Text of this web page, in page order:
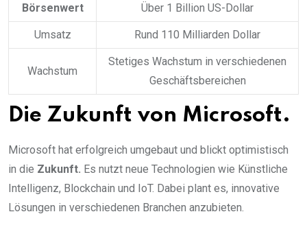
Börsenwert Über 1 Billion US-Dollar
Umsatz Rund 110 Milliarden Dollar
Wachstum
Stetiges Wachstum in verschiedenen
Geschäftsbereichen
Die Zukunft von Microsoft.
Microsoft hat erfolgreich umgebaut und blickt optimistisch
in die Zukunft. Es nutzt neue Technologien wie Künstliche
Intelligenz, Blockchain und IoT. Dabei plant es, innovative
Lösungen in verschiedenen Branchen anzubieten.